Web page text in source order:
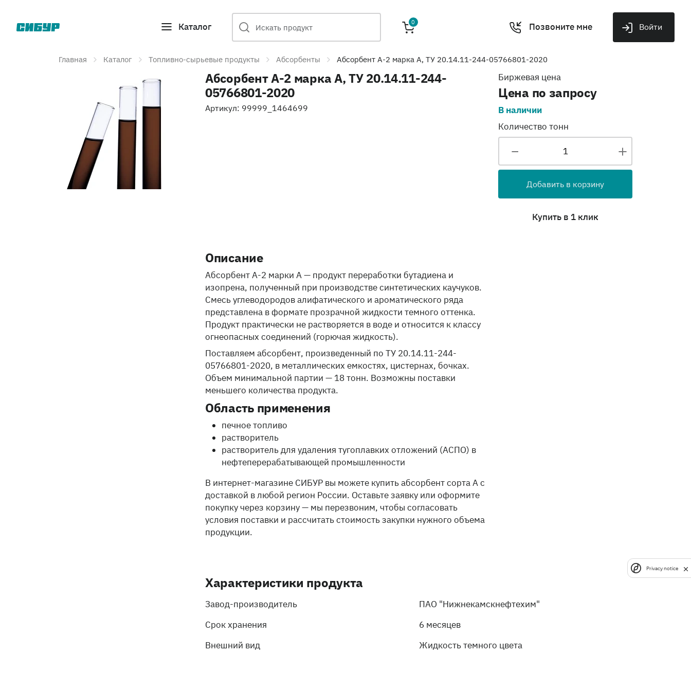
Каталог 0 Позвоните мне Войти
Главная Каталог Топливно-сырьевые продукты Абсорбенты Абсорбент А-2 марка А, ТУ 20.14.11-244-05766801-2020
Абсорбент А-2 марка А, ТУ 20.14.11-244-
05766801-2020
Артикул: 99999_1464699
Биржевая цена
Цена по запросу
В наличии
Количество тонн
Добавить в корзину
Купить в 1 клик
Описание
Абсорбент А-2 марки А — продукт переработки бутадиена и
изопрена, полученный при производстве синтетических каучуков.
Смесь углеводородов алифатического и ароматического ряда
представлена в формате прозрачной жидкости темного оттенка.
Продукт практически не растворяется в воде и относится к классу
огнеопасных соединений (горючая жидкость).
Поставляем абсорбент, произведенный по ТУ 20.14.11-244-
05766801-2020, в металлических емкостях, цистернах, бочках.
Объем минимальной партии — 18 тонн. Возможны поставки
меньшего количества продукта.
Область применения
печное топливо
растворитель
растворитель для удаления тугоплавких отложений (АСПО) в
нефтеперерабатывающей промышленности
В интернет-магазине СИБУР вы можете купить абсорбент сорта А с
доставкой в любой регион России. Оставьте заявку или оформите
покупку через корзину — мы перезвоним, чтобы согласовать
условия поставки и рассчитать стоимость закупки нужного объема
продукции.
Характеристики продукта
Завод-производитель
ПАО "Нижнекамскнефтехим"
Срок хранения
6 месяцев
Внешний вид
Жидкость темного цвета
Privacy notice